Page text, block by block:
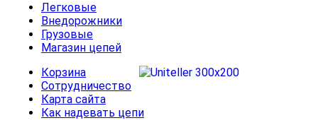
Легковые
Внедорожники
Грузовые
Магазин цепей
Корзина
Сотрудничество
Карта сайта
Как надевать цепи